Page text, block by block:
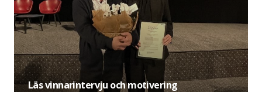
Läs vinnarintervju och motivering